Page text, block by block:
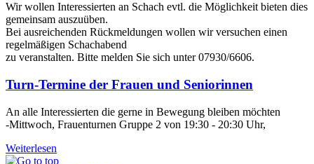
Wir wollen Interessierten an Schach evtl. die Möglichkeit bieten dies
gemeinsam auszuüben.
Bei ausreichenden Rückmeldungen wollen wir versuchen einen
regelmäßigen Schachabend
zu veranstalten. Bitte melden Sie sich unter 07930/6606.
Turn-Termine der Frauen und Seniorinnen
An alle Interessierten die gerne in Bewegung bleiben möchten
-Mittwoch, Frauenturnen Gruppe 2 von 19:30 - 20:30 Uhr,
Weiterlesen